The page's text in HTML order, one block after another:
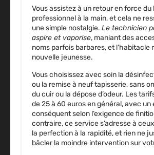
Vous assistez à un retour en force du
professionnel à la main, et cela ne
une simple nostalgie. Le technicien
aspire et vaporise, maniant des
noms parfois barbares, et l’habitacle
nouvelle jeunesse.
Vous choisissez avec soin la
ou la remise à neuf tapisserie, sans
du cuir ou la dépose d’odeur. Les
de 25 à 60 euros en général, avec un
conséquent selon l’exigence de
contraire, ce service s’adresse à
la perfection à la rapidité, et rien ne
bâcler la moindre intervention sur